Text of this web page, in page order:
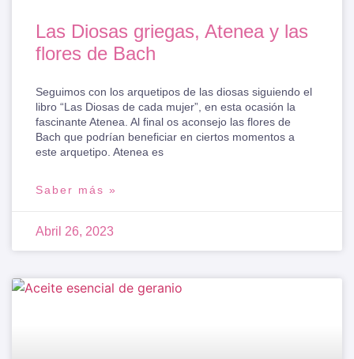
Las Diosas griegas, Atenea y las
flores de Bach
Seguimos con los arquetipos de las diosas siguiendo el
libro “Las Diosas de cada mujer”, en esta ocasión la
fascinante Atenea. Al final os aconsejo las flores de
Bach que podrían beneficiar en ciertos momentos a
este arquetipo. Atenea es
Saber más »
Abril 26, 2023